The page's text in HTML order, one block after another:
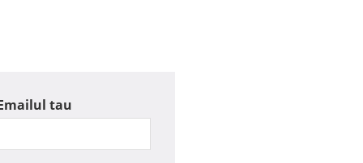
tau